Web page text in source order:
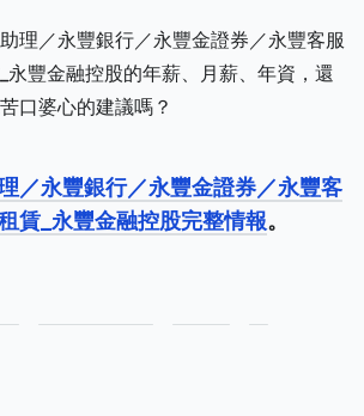
理／永豐銀行／永豐金證券／永豐客服
永豐金融控股的年薪、月薪、年資，還
口婆心的建議嗎？
／永豐銀行／永豐金證券／永豐客
賃_永豐金融控股完整情報。